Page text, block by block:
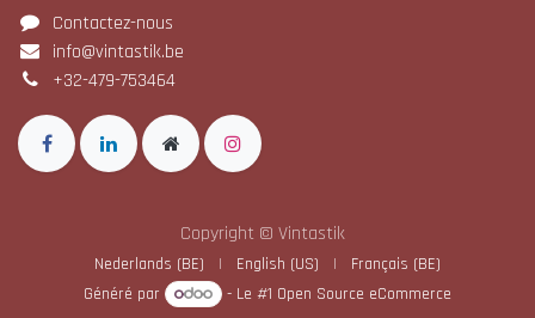
Contactez-nous
info@vintastik.be
+32-479-753464
Copyright © Vintastik
Nederlands (BE) | English (US) |
Français (BE)
Généré par
- Le #1 Open Source eCommerce